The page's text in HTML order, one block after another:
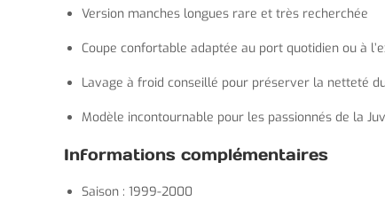
Version manches longues rare et très recherchée
Coupe confortable adaptée au port quotidien ou à
Lavage à froid conseillé pour préserver la netteté
Modèle incontournable pour les passionnés de la
Informations complémentaires
Saison : 1999-2000